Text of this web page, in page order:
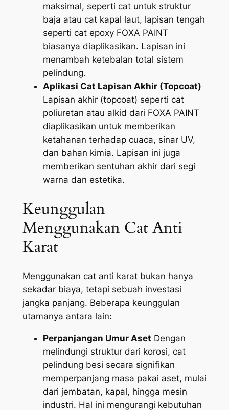
maksimal, seperti cat untuk struktur
baja atau cat kapal laut, lapisan tengah
seperti cat epoxy FOXA PAINT
biasanya diaplikasikan. Lapisan ini
menambah ketebalan total sistem
pelindung.
Aplikasi Cat Lapisan Akhir (Topcoat)
Lapisan akhir (topcoat) seperti cat
poliuretan atau alkid dari FOXA PAINT
diaplikasikan untuk memberikan
ketahanan terhadap cuaca, sinar UV,
dan bahan kimia. Lapisan ini juga
memberikan sentuhan akhir dari segi
warna dan estetika.
Keunggulan
Menggunakan Cat Anti
Karat
Menggunakan cat anti karat bukan hanya
sekadar biaya, tetapi sebuah investasi
jangka panjang. Beberapa keunggulan
utamanya antara lain:
Perpanjangan Umur Aset Dengan
melindungi struktur dari korosi, cat
pelindung besi secara signifikan
memperpanjang masa pakai aset, mulai
dari jembatan, kapal, hingga mesin
industri. Hal ini mengurangi kebutuhan